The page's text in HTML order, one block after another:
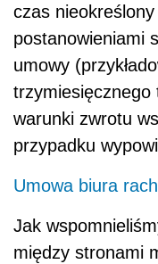
czas
postanowieniami
umowy
warunki zwrotu
przypadku
Umowa biura
Jak
między stronami